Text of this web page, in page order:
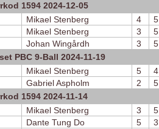
1594 2024-12-05
Mikael Stenberg 4
5
Mikael Stenberg 3
5
Johan Wingårdh 3
5
PBC 9-Ball 2024-11-19
Mikael Stenberg 5
4
Gabriel Aspholm 2
5
1594 2024-11-14
Mikael Stenberg 3
5
Dante Tung Do 5
3